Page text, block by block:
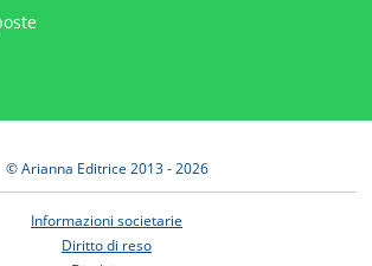
© Arianna Editrice 2013 - 2026
Informazioni societarie
Diritto di reso